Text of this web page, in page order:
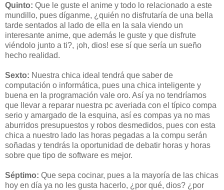
Quinto: Que le guste el anime y todo lo relacionado a este
mundillo, pues díganme, ¿quién no disfrutaría de una bella
tarde sentados al lado de ella en la sala viendo un
interesante anime, que además le guste y que disfrute
viéndolo junto a ti?, ¡oh, dios! ese sí que sería un sueño
hecho realidad.
Sexto: Nuestra chica ideal tendrá que saber de
computación o informática, pues una chica inteligente y
buena en la programación vale oro. Así ya no tendríamos
que llevar a reparar nuestra pc averiada con el típico compa
serio y amargado de la esquina, así es compas ya no mas
aburridos presupuestos y robos desmedidos, pues con esta
chica a nuestro lado las horas pegadas a la compu serán
soñadas y tendrás la oportunidad de debatir horas y horas
sobre que tipo de software es mejor.
Séptimo: Que sepa cocinar, pues a la mayoría de las chicas
hoy en día ya no les gusta hacerlo, ¿por qué, dios? ¿por